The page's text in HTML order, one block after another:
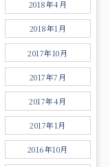
2018年4月
2018年1月
2017年10月
2017年7月
2017年4月
2017年1月
2016年10月